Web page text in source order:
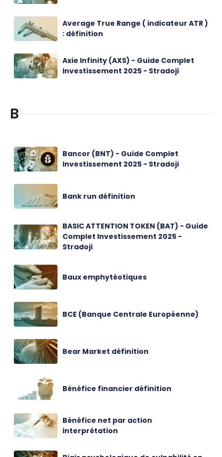
Average True Range ( indicateur ATR )
: définition
Axie Infinity (AXS) - Guide Complet
Investissement 2025 - Stradoji
B
Bancor (BNT) - Guide Complet
Investissement 2025 - Stradoji
Bank run définition
BASIC ATTENTION TOKEN (BAT) - Guide
Complet Investissement 2025 -
Stradoji
Baux emphytéotiques
BCE (Banque Centrale Européenne)
Bear Market définition
Bénéfice financier définition
Bénéfice net par action
interprétation